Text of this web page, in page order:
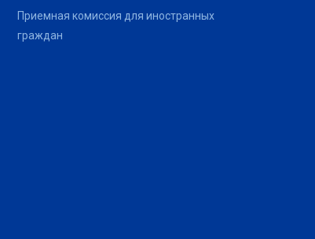
Приемная комиссия для иностранных
граждан